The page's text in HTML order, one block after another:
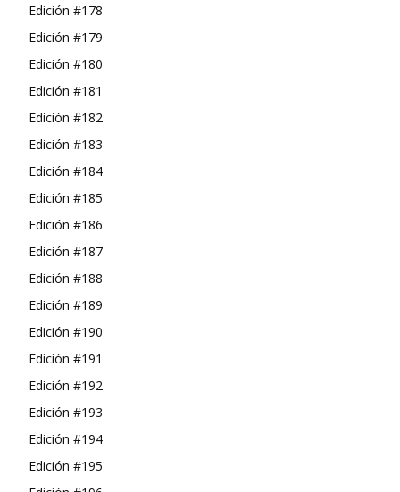
Edición #178
Edición #179
Edición #180
Edición #181
Edición #182
Edición #183
Edición #184
Edición #185
Edición #186
Edición #187
Edición #188
Edición #189
Edición #190
Edición #191
Edición #192
Edición #193
Edición #194
Edición #195